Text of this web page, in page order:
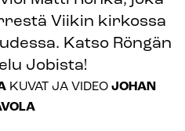
Viikin kirkossa
Katso Röngän
Jobista!
KUVAT JA VIDEO JOHAN